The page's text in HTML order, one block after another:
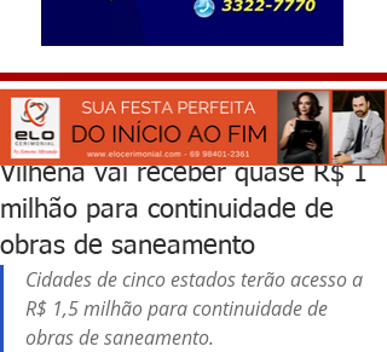
Vilhena vai receber quase R$ 1
milhão para continuidade de
obras de saneamento
Cidades de cinco estados terão acesso a
R$ 1,5 milhão para continuidade de
obras de saneamento.